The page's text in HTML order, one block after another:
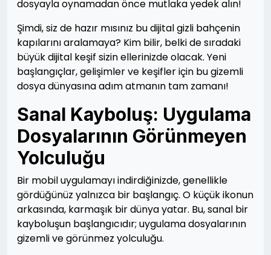
dosyayla oynamadan önce mutlaka yedek alın!
Şimdi, siz de hazır mısınız bu dijital gizli bahçenin
kapılarını aralamaya? Kim bilir, belki de sıradaki
büyük dijital keşif sizin ellerinizde olacak. Yeni
başlangıçlar, gelişimler ve keşifler için bu gizemli
dosya dünyasına adım atmanın tam zamanı!
Sanal Kayboluş: Uygulama
Dosyalarının Görünmeyen
Yolculuğu
Bir mobil uygulamayı indirdiğinizde, genellikle
gördüğünüz yalnızca bir başlangıç. O küçük ikonun
arkasında, karmaşık bir dünya yatar. Bu, sanal bir
kayboluşun başlangıcıdır; uygulama dosyalarının
gizemli ve görünmez yolculuğu.